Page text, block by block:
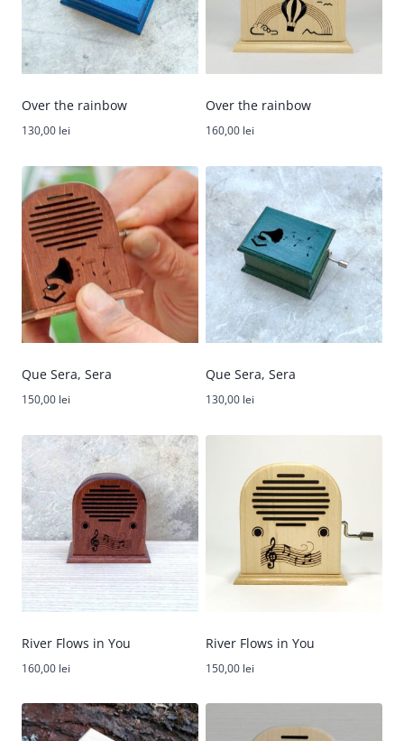
Over the rainbow
130,00 lei
Over the rainbow
160,00 lei
Que Sera, Sera
150,00 lei
Que Sera, Sera
130,00 lei
River Flows in You
160,00 lei
River Flows in You
150,00 lei